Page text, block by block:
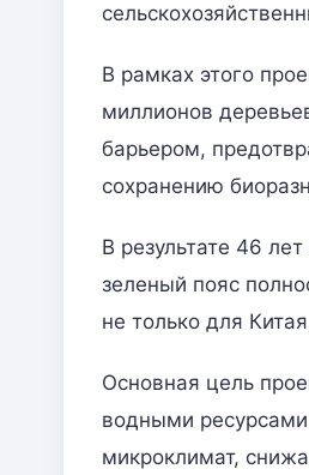
В рамках этого
миллионов
барьером,
сохранению
В результате 46
зеленый пояс
не только для
Основная цель
водными
микроклимат,